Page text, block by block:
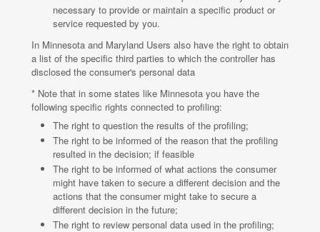
necessary to provide or maintain a specific product or
service requested by you.
In Minnesota and Maryland Users also have the right to obtain
a list of the specific third parties to which the controller has
disclosed the consumer's personal data
* Note that in some states like Minnesota you have the
following specific rights connected to profiling:
The right to question the results of the profiling;
The right to be informed of the reason that the profiling
resulted in the decision; if feasible
The right to be informed of what actions the consumer
might have taken to secure a different decision and the
actions that the consumer might take to secure a
different decision in the future;
The right to review personal data used in the profiling;